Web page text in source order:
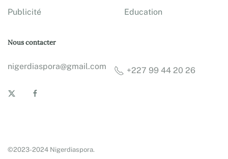
Publicité
Education
Nous contacter
nigerdiaspora@gmail.com +227 99 44 20 26
©2023-2024 Nigerdiaspora.